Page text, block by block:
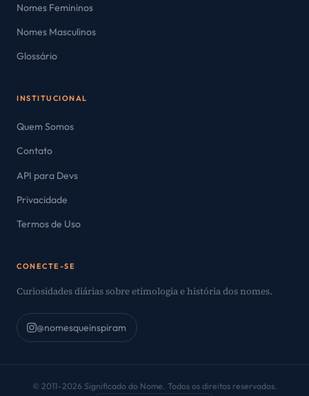
Nomes Femininos
Nomes Masculinos
Glossário
INSTITUCIONAL
Quem Somos
Contato
API para Devs
Privacidade
Termos de Uso
CONECTE-SE
Curiosidades diárias sobre etimologia e história dos nomes.
@nomesqueinspiram
© 2011–2026 Significado do Nome. Todos os direitos reservados.